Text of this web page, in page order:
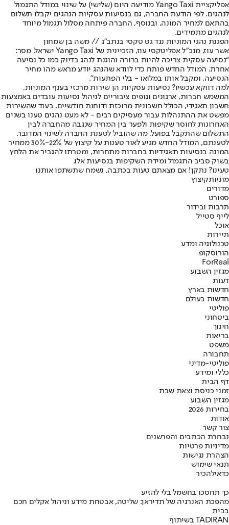
אפליקציית Yango Taxi מודיעה היום (שלישי) על שינוי במודל התגמול
לנהגים. לפי הודעת החברה, גם בנסיעות עסקיות הנהגים יקבלו תשלום
בהתאם למחיר המונה, ובנוסף, החברה פיתחה מסלול תגמול מיוחד
לנהגים מתמידים.
הפגנת נהגי המוניות נגד גט טקסי בנתב״ג // משה בן שמחון
אשר עוז, מנכ״ל אפליטקסי עוז, הזכיינית של Yango Taxi ישראל, מסר:
“נסיעה עסקית צריכה להיות ברורה והוגנת לנהג בדיוק כמו כל נסיעה
אחרת. המודל החדש פותח כדי לוודא שהנהג יודע מראש מהו מחיר
הנסיעה, ומקבל אותו במלואו - בלי הפתעות״.
למה דווקא עכשיו? נסיעות עסקיות הן שירות מרכזי בענף המוניות,
המשמש חברות, ארגונים וגופים ציבוריים לניהול נסיעות עובדים באמצעות
חשבון תאגידי, הכולל חשבונית מרוכזת ודוחות חודשיים. בעוד שהשירות
מפשט את ההתנהלות עבור מעסיקים רבים - לא מעט נהגים טענו בשנים
האחרונות לחוסר שקיפות ולפער בין המחיר שנגבה מהחברה לבין
התשלום שהתקבל בפועל, מה שהוביל לטענת החברה לשינוי המדובר.
לטענתם, המודל החדש מגיע לאור טענות על קיצוץ של 22%-30% ממחיר
המונה בנסיעות תאגידיות בחברות מתחרות, ומטרתו להגביר את הלחץ
בשוק סביב התגמול ומידת השקיפות בנסיעות אלו.
טעינו? נתקן! אם מצאתם טעות בכתבה, נשמח שתשתפו אותנו
מוניותקיצוץ
מדורים
ספורט
תרבות ובידור
לייף סטייל
אוכל
תיירות
טכנולוגיה ומדע
הורוסקופ
ForReal
מגזין השבוע
דעות
חדשות בארץ
חדשות בעולם
פוליטי
ביטחוני
חינוך
בריאות
משפט
תחבורה
פוליטי-מדיני
כללי ומידע
דף הבית
זמני כניסת וצאת שבת
מגזין השבוע
בחירות 2026
אודות
צור קשר
נבחרת הכתבים והפרשנים
מדיניות פרטיות
הצהרת נגישות
תנאי שימוש
כדאילהכיר
כך תחסכו בחשמל בלי להזיע
מהפכת האנרגיה של תדיראן: שליטה, אבטחת מידע וניהול אקלים חכם
בבית
בשיתוף TADIRAN